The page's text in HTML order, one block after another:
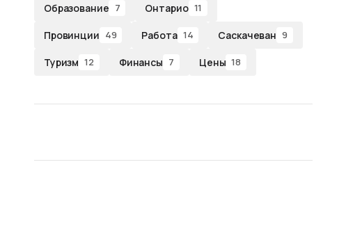
Образование 7 Онтарио 11
Провинции 49 Работа 14 Саскачеван 9
Туризм 12 Финансы 7 Цены 18